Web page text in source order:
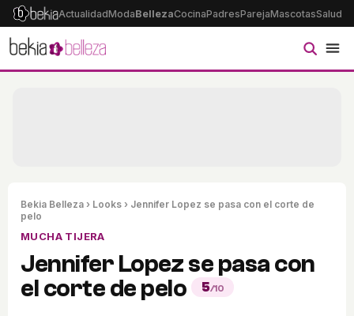
ActualidadModaBellezaCocinaPadresParejaMascotasSalud
Bekia Belleza › Looks › Jennifer Lopez se pasa con el corte de
pelo
MUCHA TIJERA
Jennifer Lopez se pasa con
el corte de pelo
5/10